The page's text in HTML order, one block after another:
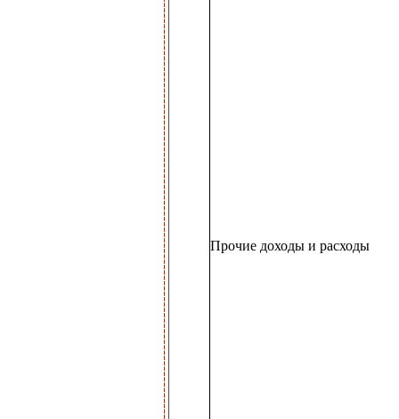
Прочие доходы и расходы